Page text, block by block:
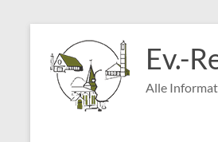
springen
Ev.-
Alle